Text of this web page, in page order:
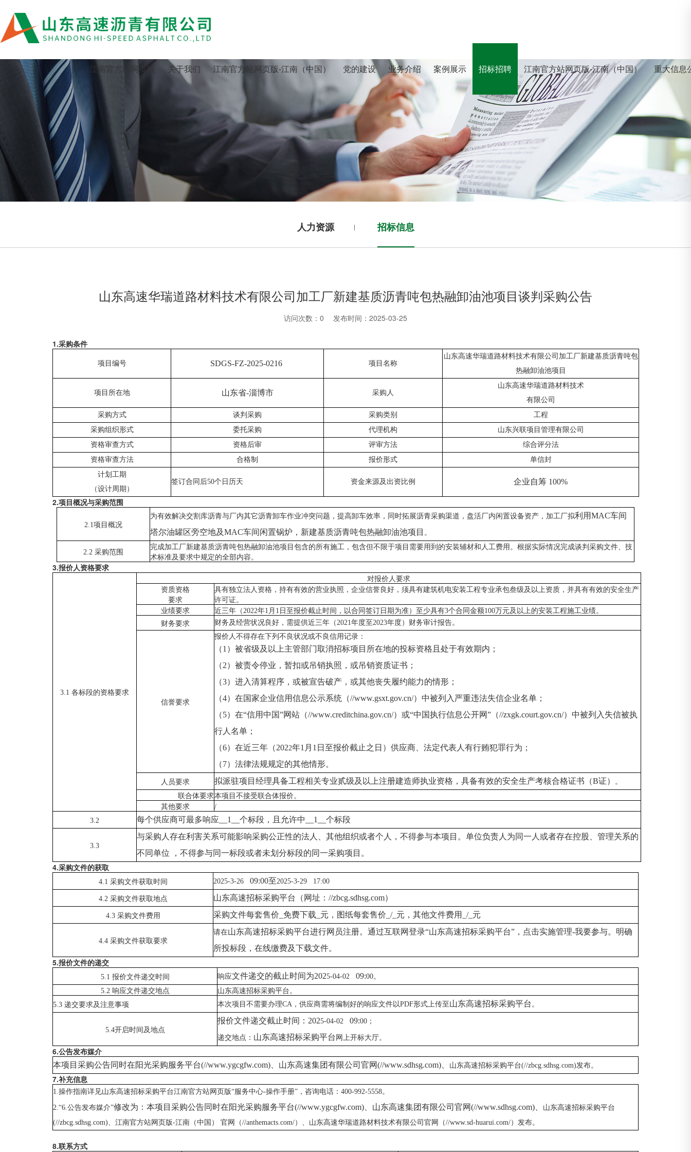
江南官方站网页版 关于我们 江南官方站网页版-江南（中国） 党的建设 业务介绍 案例展示 招标招聘 江南官方站网页版-江南（中国） 重大信息
人力资源 招标信息
山东高速华瑞道路材料技术有限公司加工厂新建基质沥青吨包热融卸油池项目谈判采购公告
访问次数： 0 发布时间：2025-03-25
1.采购条件
项目编号 SDGS-FZ-2025-0216 项目名称
山东高速华瑞道路材料技术有限公司 加工厂新建基质沥青吨包
热融卸油池项目
项目所在地 山东省-淄博市 采购人
山东高速华瑞道路材料技术
有限公司
采购方式
谈判采购 采购类别
工程
采购组织形式
委托采购 代理机构
山东兴联项目管理有限公司
资格审查方式
资格后审 评审方法
综合评分法
资格审查方法
合格制 报价形式
单信封
计划工期
（设计周期）
签订合同后50个 日历天 资金来源及出资比例 企业自筹 100%
2.项目概况与采购范围
2.1项目概况
为有效解决交割库沥青与厂内其它沥青卸车作业冲突问题，提高卸车效率，同时拓展沥青采购渠道，盘活厂内闲置设备资产，加工厂拟利用MAC车间
塔尔油罐区旁空地及MAC车间闲置锅炉，新建基质沥青吨包热融卸油池项目 。
2.2 采购范围
完成加工厂新建基质沥青吨包热融卸油池项目包含的所有施工，包含但不限于项目需要用到的安装辅材和人工费用。 根据实际情况完成谈判采购文件、技
术标准及要求中规定的全部内容 。
3.报价人资格要求
3.1 各标段的资格要求
对报价人要求
资质资格
要求
具有独立法人资格，持有有效的营业执照，企业信誉良好，须具有建筑机电安装工程专业承包叁级及以上资质，并具有有效的安全生产
许可证。
业绩要求 近三年 （ 2022年1月 1日至报价截止时间 ，以合同签订日期为准） 至少具有3个合同金额100万元及以上的安装工程施工业绩。
财务要求
财务及经营状况良好， 需提供近三年（ 2021年度至2023年度） 财务审计报告。
信誉要求
报价人不得存在下列不良状况或不良信用记录：
（1）被省级及以上主管部门取消招标项目所在地的投标资格且处于有效期内；
（2）被责令停业，暂扣或吊销执照，或吊销资质证书；
（3）进入清算程序，或被宣告破产，或其他丧失履约能力的情形；
（4）在国家企业信用信息公示系统（//www.gsxt.gov.cn/）中被列入严重违法失信企业名单；
（5）在“信用中国”网站（//www.creditchina.gov.cn/）或“中国执行信息公开网”（//zxgk.court.gov.cn/）中被列入失信被执
行人名单；
（6）在近三年（2022年1月1日至报价截止之日）供应商、法定代表人有行贿犯罪行为；
（7）法律法规规定的其他情形。
人员要求 拟派驻项目经理具备工程相关专业贰级及以上注册建造师执业资格，具备有效的安全生产考核合格证书（B证）
。
联合体要求本项目不接受联合体报价。
其他要求
/
3.2
每个供应商可最多响应 __1__个标段，且允许中__1__个标段
3.3
与采购人存在利害关系可能影响采购公正性的法人、其他组织或者个人，不得参与本项目。单位负责人为同一人或者存在控股、管理关系的
不同单位
，不得参与同一标段或者未划分标段的同一采购项目。
4.采购文件的获取
4.1 采购文件获取时间 2025-3-26 09:00至2025-3-29 17:00
4.2 采购文件获取地点 山东高速招标采购平台（网址： //zbcg.sdhsg.com）
4.3 采购文件费用 采购文件每套售价 _免费下载_元，图纸每套售价_/_元，其他文件费用_/_元
4.4 采购文件获取要求
请在山东高速招标采购平台进行网员注册。通过互联网登录“山东高速招标采购平台”，点击实施管理-我要参与。明确
所投标段，在线缴费及下载文件。
5.报价文件的递交
5.1 报价文件递交时间 响应文件递交的截止时间为2025-04-02 09:00。
5.2 响应文件递交地点
山东高速招标采购平台。
5.3 递交要求及注意事项
本次项目不需要办理CA ，供应商需将编制好的响应文件以PDF形式上传至山东高速招标采购平台 。
5.4开启时间及地点
报价文件递交截止时间： 2025-04-02 09:00；
递交地点： 山东高速招标采购平台 网上开标大厅。
6.公告发布媒介
本项目采购公告同时在阳光采购服务平台(//www.ygcgfw.com)、山东高速集团有限公司官网(//www.sdhsg.com)、 山东高速招标采购平台(//zbcg.sdhsg.com)发布。
7.补充信息
1.操作指南详见山东高速招标采购平台江南官方站网页版“服务中心-操作手册”，咨询电话：400-992-5558。
2. “6 公告发布媒介”修改为：本项目采购公告同时在阳光采购服务平台(//www.ygcgfw.com)、山东高速集团有限公司官网(//www.sdhsg.com)、
山东高速招标采购平台
(//zbcg.sdhsg.com)、江南官方站网页版-江南（中国） 官网（//anthemacts.com/）、山东高速华瑞道路材料技术有限公司官网（//www.sd-huarui.com/）发布。
8.联系方式